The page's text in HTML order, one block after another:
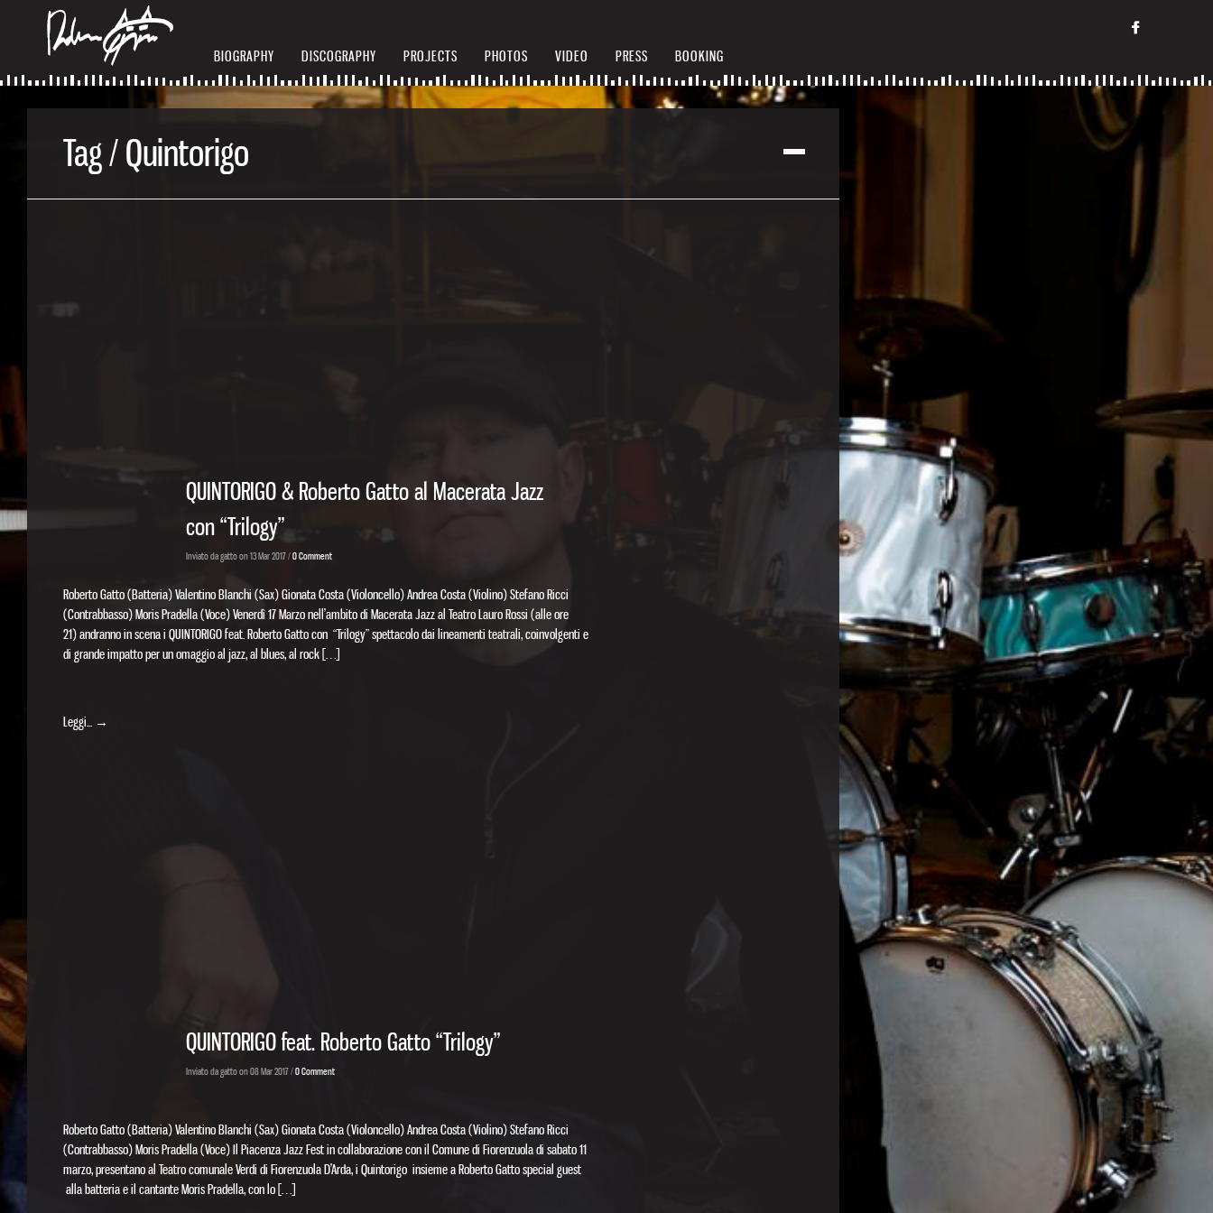
BIOGRAPHY DISCOGRAPHY PROJECTS PHOTOS VIDEO PRESS BOOKING
Tag / Quintorigo
QUINTORIGO & Roberto Gatto al Macerata Jazz
con “Trilogy”
Inviato da gatto on 13 Mar 2017 /0 Comment
Roberto Gatto (Batteria) Valentino BIanchi (Sax) Gionata Costa (Violoncello) Andrea Costa (Violino) Stefano Ricci
(Contrabbasso) Moris Pradella (Voce) Venerdì 17 Marzo nell’ambito di Macerata Jazz al Teatro Lauro Rossi (alle ore
21) andranno in scena i QUINTORIGO feat. Roberto Gatto con “Trilogy” spettacolo dai lineamenti teatrali, coinvolgenti e
di grande impatto per un omaggio al jazz, al blues, al rock […]
Leggi... →
QUINTORIGO feat. Roberto Gatto “Trilogy”
Inviato da gatto on 08 Mar 2017 /0 Comment
Roberto Gatto (Batteria) Valentino BIanchi (Sax) Gionata Costa (Violoncello) Andrea Costa (Violino) Stefano Ricci
(Contrabbasso) Moris Pradella (Voce) Il Piacenza Jazz Fest in collaborazione con il Comune di Fiorenzuola di sabato 11
marzo, presentano al Teatro comunale Verdi di Fiorenzuola D’Arda, i Quintorigo insieme a Roberto Gatto special guest
alla batteria e il cantante Moris Pradella, con lo […]